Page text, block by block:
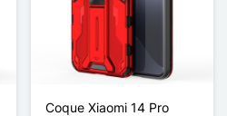
Coque Xiaomi 14 Pro